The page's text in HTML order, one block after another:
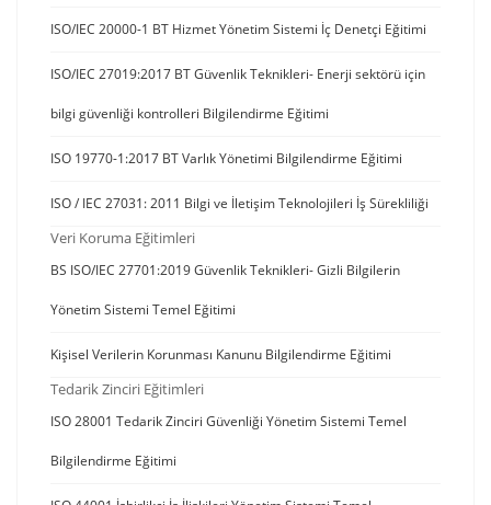
ISO/IEC 20000-1 BT Hizmet Yönetim Sistemi İç Denetçi Eğitimi
ISO/IEC 27019:2017 BT Güvenlik Teknikleri- Enerji sektörü için
bilgi güvenliği kontrolleri Bilgilendirme Eğitimi
ISO 19770-1:2017 BT Varlık Yönetimi Bilgilendirme Eğitimi
ISO / IEC 27031: 2011 Bilgi ve İletişim Teknolojileri İş Sürekliliği
Veri Koruma Eğitimleri
BS ISO/IEC 27701:2019 Güvenlik Teknikleri- Gizli Bilgilerin
Yönetim Sistemi Temel Eğitimi
Kişisel Verilerin Korunması Kanunu Bilgilendirme Eğitimi
Tedarik Zinciri Eğitimleri
ISO 28001 Tedarik Zinciri Güvenliği Yönetim Sistemi Temel
Bilgilendirme Eğitimi